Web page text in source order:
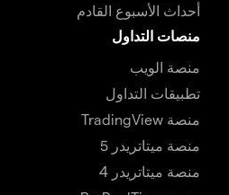
أحداث الأسبوع القادم
منصات التداول
منصة الويب
تطبيقات التداول
منصة TradingView
منصة ميتاتريدر 5
منصة ميتاتريدر 4